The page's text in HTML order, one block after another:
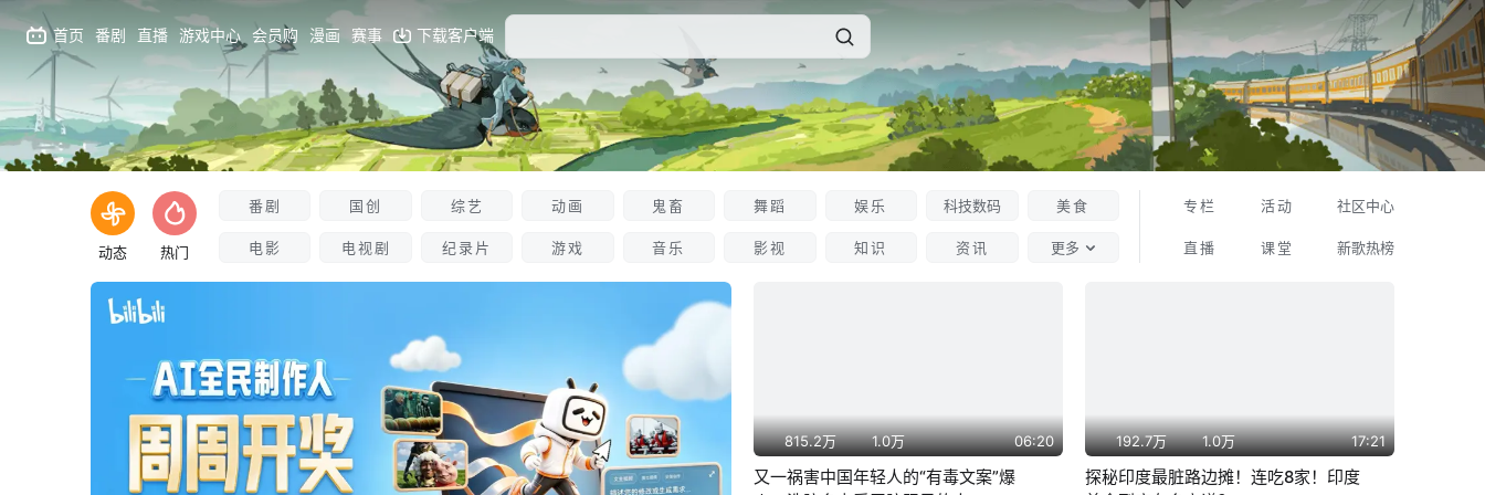
首页 番剧 直播 游戏中心 会员购 漫画 赛事 下载客户端
动态 热门
番剧
电影
国创
电视剧
综艺
纪录片
动画
游戏
鬼畜
音乐
舞蹈
影视
娱乐
知识
科技数码
资讯
美食
更多
专栏
直播
活动
课堂
社区中心
新歌热榜
815.2万 1.0万 06:20
又一祸害中国年轻人的“有毒文案”爆
192.7万 1.0万 17:21
探秘印度最脏路边摊！连吃8家！印度